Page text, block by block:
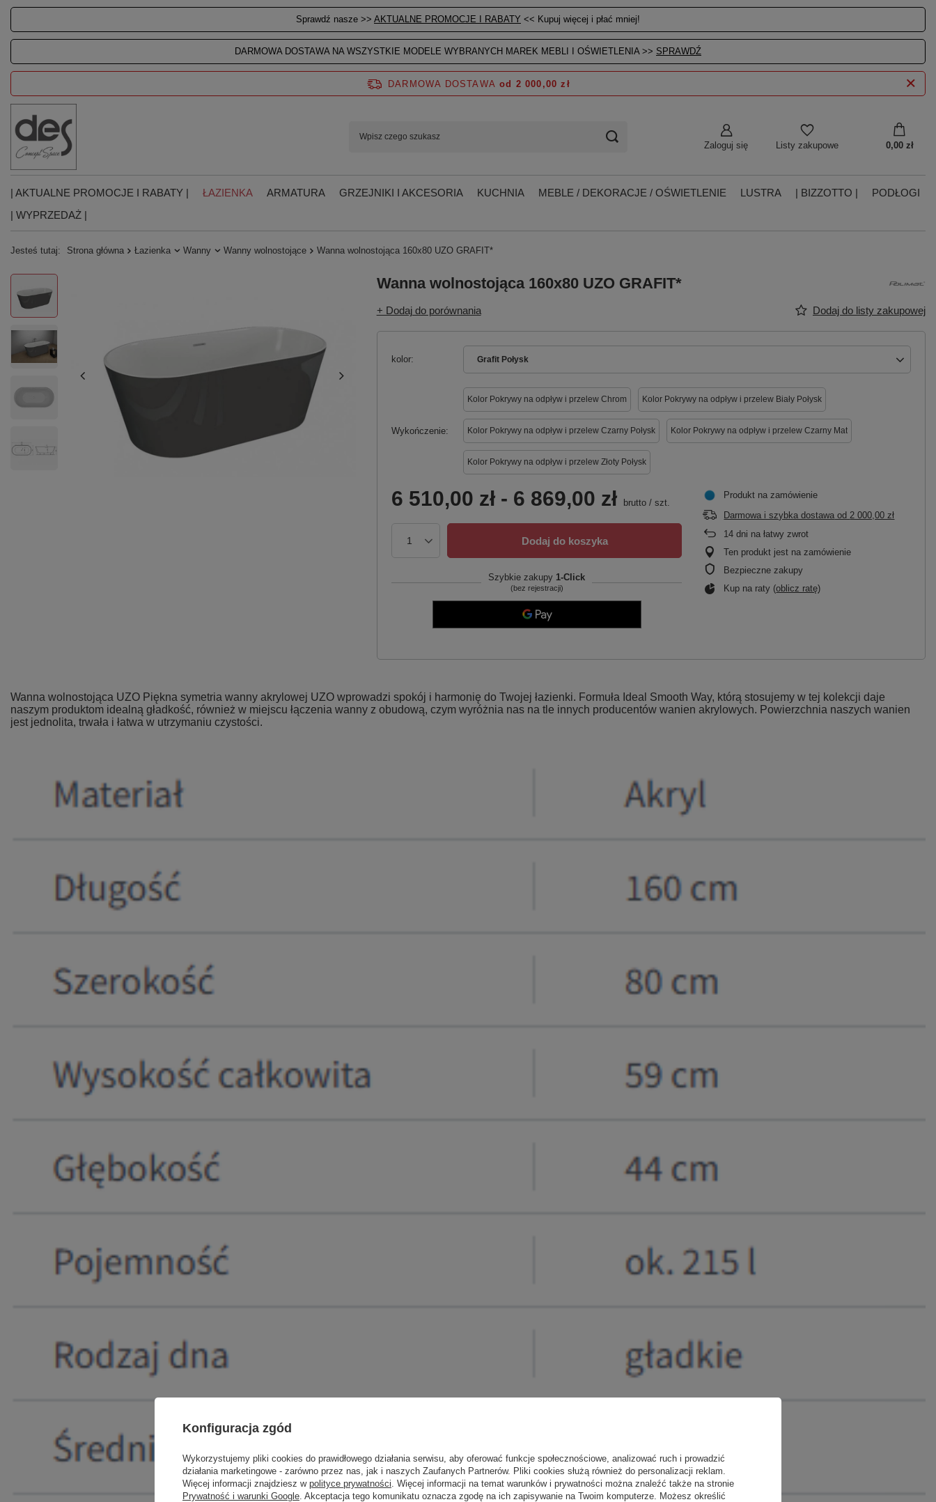
Sprawdź nasze >> AKTUALNE PROMOCJE I RABATY << Kupuj więcej i płać mniej!
DARMOWA DOSTAWA NA WSZYSTKIE MODELE WYBRANYCH MAREK MEBLI I OŚWIETLENIA >> SPRAWDŹ
Zaloguj się Listy zakupowe 0,00 zł
DARMOWA DOSTAWA od 2 000,00 zł
| AKTUALNE PROMOCJE I RABATY | ŁAZIENKA ARMATURA GRZEJNIKI I AKCESORIA KUCHNIA MEBLE / DEKORACJE / OŚWIETLENIE LUSTRA | BIZZOTTO |
PODŁOGI
| WYPRZEDAŻ |
Jesteś tutaj: Strona główna Łazienka Wanny Wanny wolnostojące Wanna wolnostojąca 160x80 UZO GRAFIT*
Wanna wolnostojąca 160x80 UZO GRAFIT*
+ Dodaj do porównania Dodaj do listy zakupowej
kolor Grafit Połysk
Wykończenie
Kolor Pokrywy na odpływ i przelew Chrom Kolor Pokrywy na odpływ i przelew Biały Połysk
Kolor Pokrywy na odpływ i przelew Czarny Połysk Kolor Pokrywy na odpływ i przelew Czarny Mat
Kolor Pokrywy na odpływ i przelew Złoty Połysk
6 510,00 zł- 6 869,00 zł brutto/ szt.
Dodaj do koszyka
Szybkie zakupy 1-Click
(bez rejestracji)
Produkt na zamówienie
Darmowa i szybka dostawa od2 000,00 zł
14 dni na łatwy zwrot
Ten produkt jest na zamówienie
Bezpieczne zakupy
Kup na raty (oblicz ratę)
Wanna wolnostojąca UZO Piękna symetria wanny akrylowej UZO wprowadzi spokój i harmonię do Twojej łazienki. Formuła Ideal Smooth Way, którą stosujemy w tej kolekcji daje
naszym produktom idealną gładkość, również w miejscu łączenia wanny z obudową, czym wyróżnia nas na tle innych producentów wanien akrylowych. Powierzchnia naszych wanien
jest jednolita, trwała i łatwa w utrzymaniu czystości.
Konfiguracja zgód
Wykorzystujemy pliki cookies do prawidłowego działania serwisu, aby oferować funkcje społecznościowe, analizować ruch i prowadzić
działania marketingowe - zarówno przez nas, jak i naszych Zaufanych Partnerów. Pliki cookies służą również do personalizacji reklam.
Więcej informacji znajdziesz w polityce prywatności. Więcej informacji na temat warunków i prywatności można znaleźć także na stronie
Prywatność i warunki Google. Akceptacja tego komunikatu oznacza zgodę na ich zapisywanie na Twoim komputerze. Możesz określić